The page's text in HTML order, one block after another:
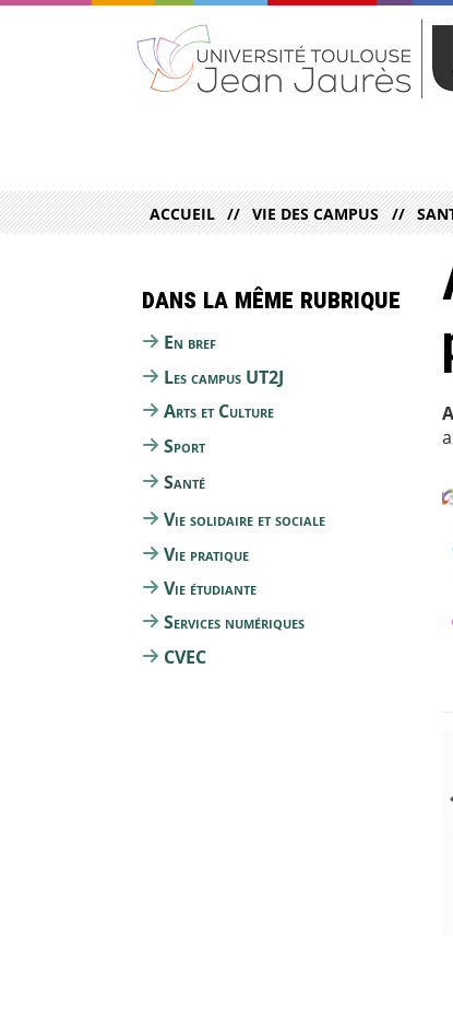
ACCUEIL VIE DES CAMPUS
Dans la même rubrique
En bref
Les campus UT2J
Arts et Culture
Sport
Santé
Vie solidaire et sociale
Vie pratique
Vie étudiante
Services numériques
CVEC